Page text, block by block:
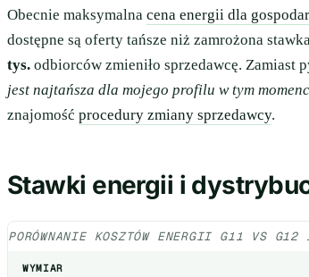
Obecnie maksymalna cena energii dla
dostępne są oferty tańsze niż zamrożona
tys. odbiorców zmieniło sprzedawcę. Zamiast
jest najtańsza dla mojego profilu w tym
znajomość procedury zmiany sprzedawcy.
Stawki energii i
PORÓWNANIE KOSZTÓW ENERGII G11 VS
WYMIAR